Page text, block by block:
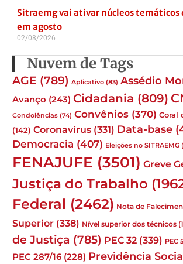
Sitraemg vai ativar núcleos temáticos
em agosto
02/08/2026
Nuvem de Tags
AGE (789) Aplicativo (83) Assédio
Avanço (243) Cidadania (809)
Condolências (74) Convênios (370) Coral
(142) Coronavírus (331) Data-base
Democracia (407) Eleições no SITRAEMG
FENAJUFE (3501) Greve
Justiça do Trabalho
Federal (2462) Nota de
Superior (338) Nível superior dos técnicos
de Justiça (785) PEC 32 (339) PEC
PEC 287/16 (228) Previdência